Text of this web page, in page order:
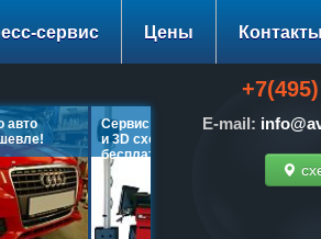
сервис Цены Контакты
E-mail:
Сервис: диагностики ходовой
и 3D сход-развала
бесплатно!